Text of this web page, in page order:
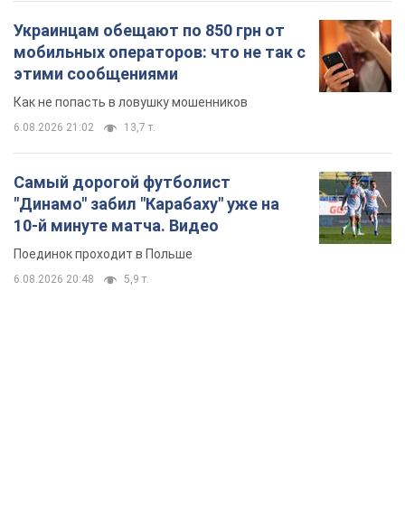
Украинцам обещают по 850 грн от
мобильных операторов: что не так с
этими сообщениями
Как не попасть в ловушку мошенников
6.08.2026 21:02 13,7 т.
Самый дорогой футболист
"Динамо" забил "Карабаху" уже на
10-й минуте матча. Видео
Поединок проходит в Польше
6.08.2026 20:48 5,9 т.